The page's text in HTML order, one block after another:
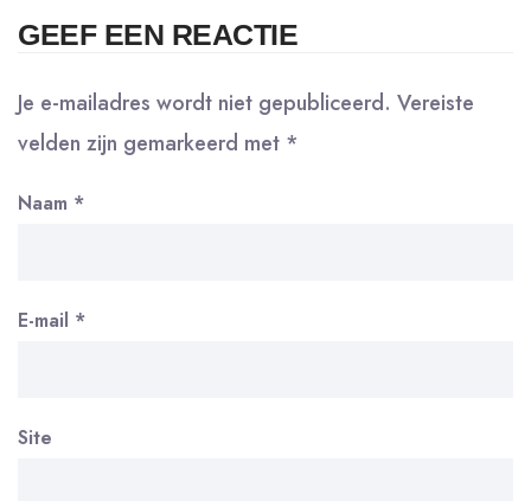
GEEF EEN REACTIE
Je e-mailadres wordt niet gepubliceerd. Vereiste
velden zijn gemarkeerd met *
Naam *
E-mail *
Site